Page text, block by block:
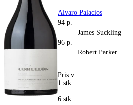
Alvaro Palacios
94 p.
James Suckling
96 p.
Robert Parker
Pris v.
1 stk.
6 stk.